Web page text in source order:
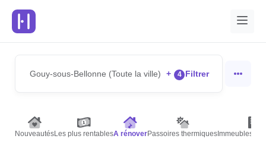
Gouy-sous-Bellonne (Toute la ville) + 4 Filtrer
NouveautésLes plus rentablesA rénoverPassoires thermiques Immeubles de